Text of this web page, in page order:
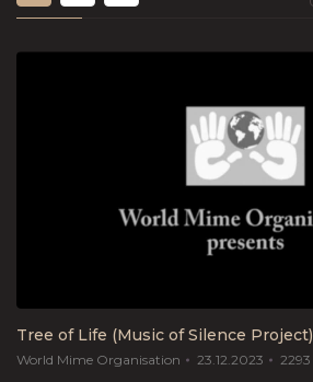
Tree of Life (Music of Silence Project)
World Mime Organisation 23.12.2023 2293